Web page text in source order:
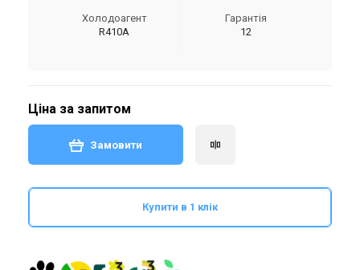
Холодоагент
R410A
Гарантія
12
Ціна за запитом
Замовити
Купити в 1 клік